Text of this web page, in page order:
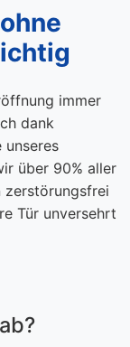
immer
dank
unseres
über 90% aller
zerstörungsfrei
Tür unversehrt